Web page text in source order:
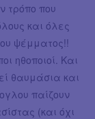
τρόπο που
και όλες
ψέμματος!!
ηθοποιοί. Και
θαυμάσια και
παίζουν
(και όχι